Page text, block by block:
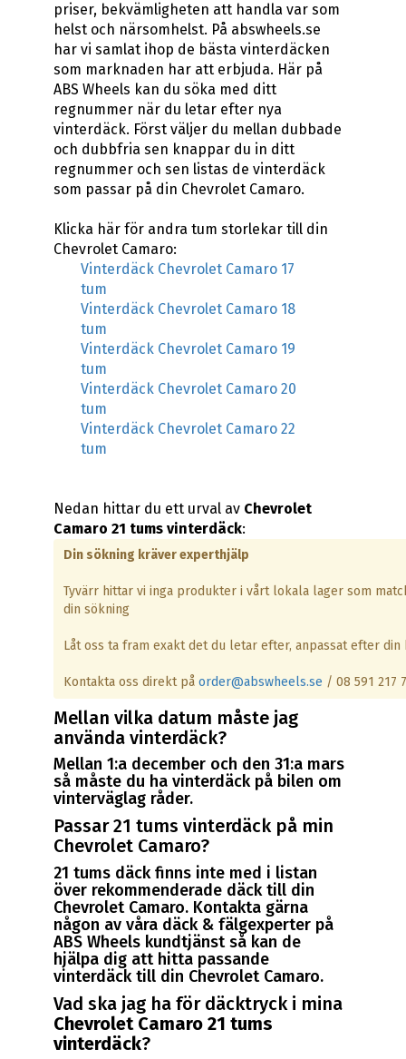
priser, bekvämligheten att handla var som
helst och närsomhelst. På abswheels.se
har vi samlat ihop de bästa vinterdäcken
som marknaden har att erbjuda. Här på
ABS Wheels kan du söka med ditt
regnummer när du letar efter nya
vinterdäck. Först väljer du mellan dubbade
och dubbfria sen knappar du in ditt
regnummer och sen listas de vinterdäck
som passar på din Chevrolet Camaro.
Klicka här för andra tum storlekar till din
Chevrolet Camaro:
Vinterdäck Chevrolet Camaro 17
tum
Vinterdäck Chevrolet Camaro 18
tum
Vinterdäck Chevrolet Camaro 19
tum
Vinterdäck Chevrolet Camaro 20
tum
Vinterdäck Chevrolet Camaro 22
tum
Nedan hittar du ett urval av Chevrolet
Camaro 21 tums vinterdäck:
Din sökning kräver experthjälp
Tyvärr hittar vi inga produkter i vårt lokala lager som
din sökning
Låt oss ta fram exakt det du letar efter, anpassat efter din
Kontakta oss direkt på order@abswheels.se / 08 591 217
Mellan vilka datum måste jag
använda vinterdäck?
Mellan 1:a december och den 31:a mars
så måste du ha vinterdäck på bilen om
vinterväglag råder.
Passar 21 tums vinterdäck på min
Chevrolet Camaro?
21 tums däck finns inte med i listan
över rekommenderade däck till din
Chevrolet Camaro. Kontakta gärna
någon av våra däck & fälgexperter på
ABS Wheels kundtjänst så kan de
hjälpa dig att hitta passande
vinterdäck till din Chevrolet Camaro.
Vad ska jag ha för däcktryck i mina
Chevrolet Camaro 21 tums
vinterdäck?